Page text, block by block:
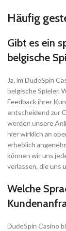
Häufig
Gibt es ein
belgische
Ja, im DudeSpin
belgische Spieler.
Feedback ihrer
entscheidend zur
werden unsere
hier wirklich an
erheblich
können wir uns
verlassen, die uns
Welche
DudeSpin Casino